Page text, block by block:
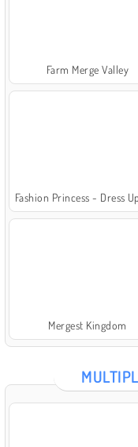
Farm Merge Valley
Mergest Kingdom